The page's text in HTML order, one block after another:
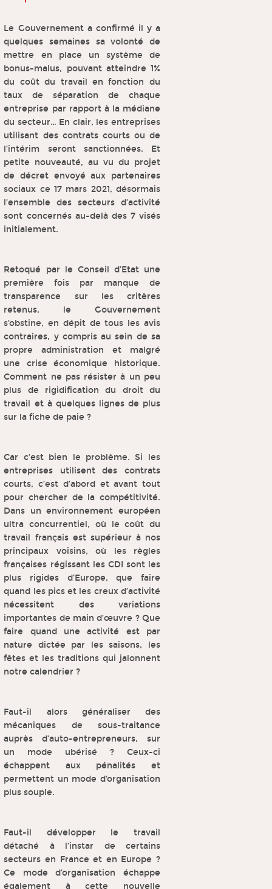
Le Gouvernement a confirmé il y a
quelques semaines sa volonté de
mettre en place un système de
bonus-malus, pouvant atteindre 1%
du coût du travail en fonction du
taux de séparation de chaque
entreprise par rapport à la médiane
du secteur… En clair, les entreprises
utilisant des contrats courts ou de
l’intérim seront sanctionnées. Et
petite nouveauté, au vu du projet
de décret envoyé aux partenaires
sociaux ce 17 mars 2021, désormais
l’ensemble des secteurs d’activité
sont concernés au-delà des 7 visés
initialement.
Retoqué par le Conseil d’Etat une
première fois par manque de
transparence sur les critères
retenus, le Gouvernement
s’obstine, en dépit de tous les avis
contraires, y compris au sein de sa
propre administration et malgré
une crise économique historique.
Comment ne pas résister à un peu
plus de rigidification du droit du
travail et à quelques lignes de plus
sur la fiche de paie ?
Car c’est bien le problème. Si les
entreprises utilisent des contrats
courts, c’est d’abord et avant tout
pour chercher de la compétitivité.
Dans un environnement européen
ultra concurrentiel, où le coût du
travail français est supérieur à nos
principaux voisins, où les règles
françaises régissant les CDI sont les
plus rigides d’Europe, que faire
quand les pics et les creux d’activité
nécessitent des variations
importantes de main d’œuvre ? Que
faire quand une activité est par
nature dictée par les saisons, les
fêtes et les traditions qui jalonnent
notre calendrier ?
Faut-il alors généraliser des
mécaniques de sous-traitance
auprès d’auto-entrepreneurs, sur
un mode ubérisé ? Ceux-ci
échappent aux pénalités et
permettent un mode d’organisation
plus souple.
Faut-il développer le travail
détaché à l’instar de certains
secteurs en France et en Europe ?
Ce mode d’organisation échappe
également à cette nouvelle